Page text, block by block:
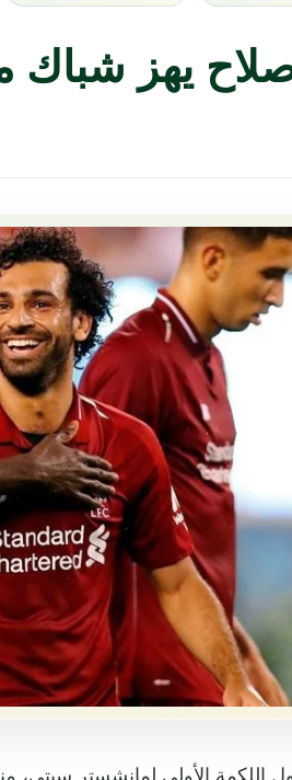
يهز شباك
اللكمة الأولى لمانشستر سيتي،